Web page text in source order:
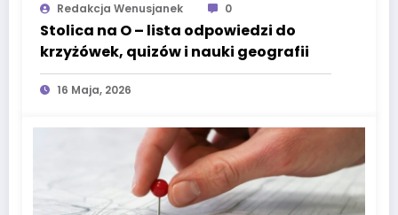
Redakcja Wenusjanek 0
Stolica na O – lista odpowiedzi do
krzyżówek, quizów i nauki geografii
16 Maja, 2026